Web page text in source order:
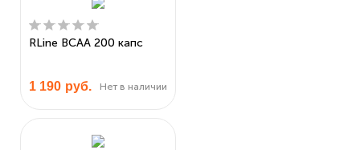
RLine BCAA 200 капс
1 190 руб. Нет в наличии